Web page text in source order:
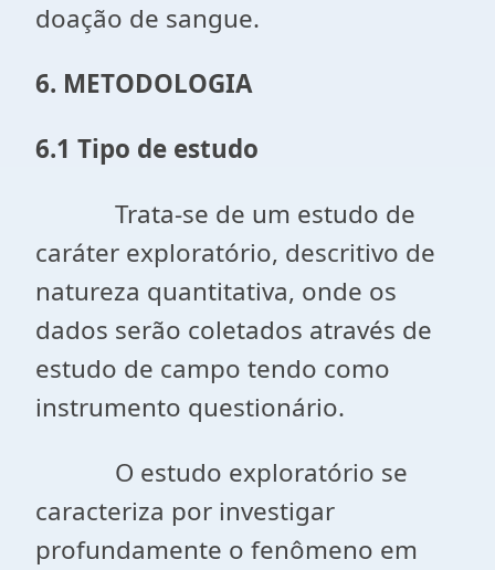
doação de sangue.
6. METODOLOGIA
6.1 Tipo de estudo
Trata-se de um estudo de
caráter exploratório, descritivo de
natureza quantitativa, onde os
dados serão coletados através de
estudo de campo tendo como
instrumento questionário.
O estudo exploratório se
caracteriza por investigar
profundamente o fenômeno em